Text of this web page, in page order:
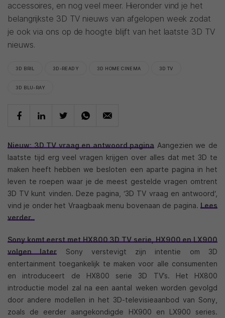
accessoires, en nog veel meer. Hieronder vind je het
belangrijkste 3D TV nieuws van afgelopen week zodat
je ook via ons op de hoogte blijft van het laatste 3D TV
nieuws.
3D BRIL 3D-READY 3D HOME CINEMA 3D TV
3D BLU-RAY
Nieuw: 3D TV vraag en antwoord pagina Aangezien we de
laatste tijd erg veel vragen krijgen over alles dat met 3D te
maken heeft hebben we besloten een aparte pagina in het
leven te roepen waar je de meest gestelde vragen omtrent
3D TV kunt vinden. Deze pagina, ‘3D TV vraag en antwoord‘,
vind je onder het Vraagbaak menu bovenaan de pagina. Lees
verder..
Sony komt eerst met HX800 3D TV serie, HX900 en LX900
volgen later Sony verstevigt zijn intentie om 3D
entertainment toegankelijk te maken voor alle consumenten
en introduceert de HX800 serie 3D TV’s. Het HX800
introductie model zal na een aantal weken worden gevolgd
door andere modellen in het 3D-televisieaanbod van Sony,
zoals de eerder aangekondigde HX900 en LX900 series.